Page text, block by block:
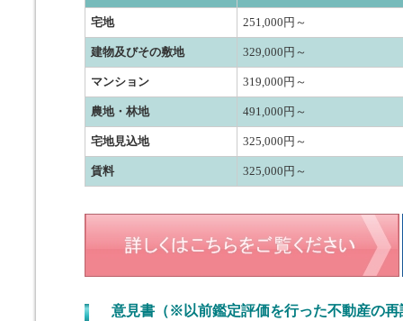
宅地 251,000円～
建物及びその敷地 329,000円～
マンション 319,000円～
農地・林地 491,000円～
宅地見込地 325,000円～
賃料 325,000円～
意見書（※以前鑑定評価を行った不動産の